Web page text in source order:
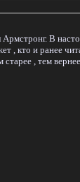
Армстронг. В
, кто и ранее
, тем вернее